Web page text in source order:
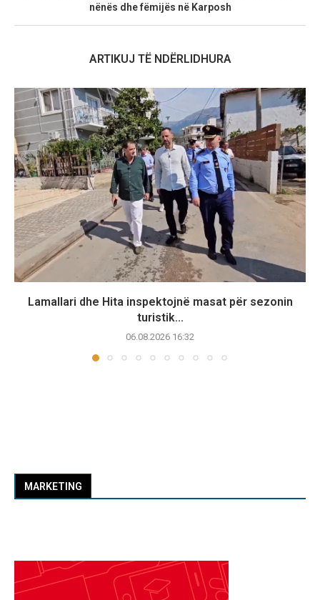
nënës dhe fëmijës në Karposh
ARTIKUJ TË NDËRLIDHURA
Lamallari dhe Hita inspektojnë masat për sezonin
turistik...
06.08.2026 16:32
MARKETING